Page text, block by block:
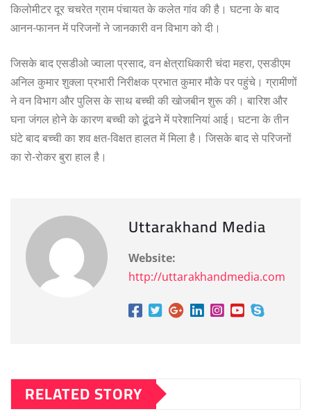
किलोमीटर दूर चचरेत ग्राम पंचायत के कलेत गांव की है। घटना के बाद
आनन-फानन में परिजनों ने जानकारी वन विभाग को दी।
जिसके बाद एसडीओ ज्वाला प्रसाद, वन क्षेत्राधिकारी चंदा महरा, एसडीएम
अनिल कुमार शुक्ला प्रभारी निरीक्षक प्रभात कुमार मौके पर पहुंचे। ग्रामीणों
ने वन विभाग और पुलिस के साथ बच्ची की खोजबीन शुरू की। बारिश और
घना जंगल होने के कारण बच्ची को ढूंढने में परेशानियां आई। घटना के तीन
घंटे बाद बच्ची का शव क्षत-विक्षत हालत में मिला है। जिसके बाद से परिजनों
का रो-रोकर बुरा हाल है।
Uttarakhand Media
Website:
http://uttarakhandmedia.com
RELATED STORY